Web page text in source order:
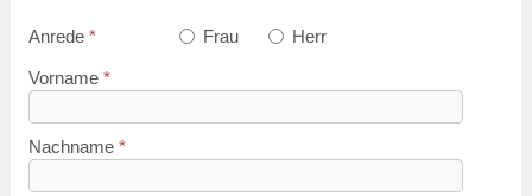
Anrede * Frau Herr
Vorname *
Nachname *